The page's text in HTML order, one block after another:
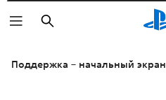
Поиск
Поддержка – начальный экран